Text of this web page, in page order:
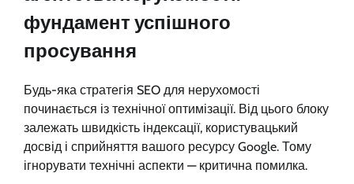
фундамент успішного
просування
Будь-яка стратегія SEO для нерухомості
починається із технічної оптимізації. Від цього блоку
залежать швидкість індексації, користувацький
досвід і сприйняття вашого ресурсу Google. Тому
ігнорувати технічні аспекти — критична помилка.